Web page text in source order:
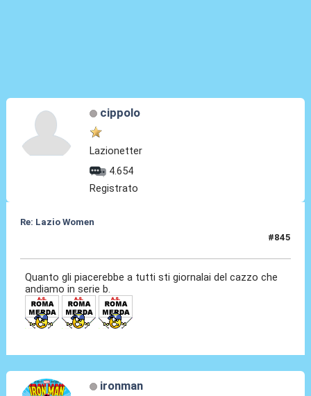
cippolo
Lazionetter
4.654
Registrato
Re: Lazio Women
#845
Quanto gli piacerebbe a tutti sti giornalai del cazzo che
andiamo in serie b.
ironman